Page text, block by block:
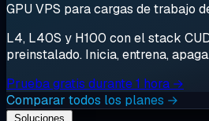
GPU VPS para cargas de trabajo
L4, L40S y H100 con el stack
preinstalado. Inicia, entrena,
Prueba gratis durante 1 hora →
Comparar todos los planes →